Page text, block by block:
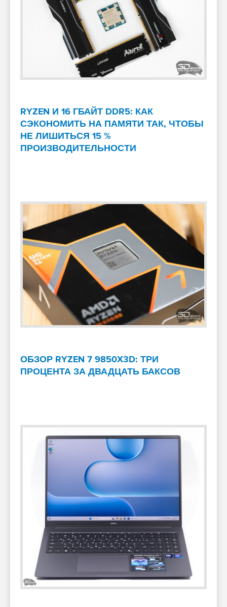
RYZEN И 16 ГБАЙТ DDR5: КАК
СЭКОНОМИТЬ НА ПАМЯТИ ТАК, ЧТОБЫ
НЕ ЛИШИТЬСЯ 15 %
ПРОИЗВОДИТЕЛЬНОСТИ
ОБЗОР RYZEN 7 9850X3D: ТРИ
ПРОЦЕНТА ЗА ДВАДЦАТЬ БАКСОВ